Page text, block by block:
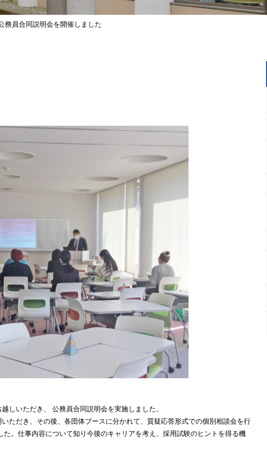
務員合同説明会を開催しました
いただき、 公務員合同説明会を実施しました。
ただき、その後、各団体ブースに分かれて、質疑応答形式での個別相談会を行
。仕事内容について知り今後のキャリアを考え、採用試験のヒントを得る機